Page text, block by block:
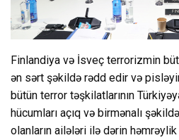
Finlandiya və İsveç terrorizmin
ən sərt şəkildə rədd edir və
bütün terror təşkilatlarının
hücumları açıq və birmənalı
olanların ailələri ilə dərin